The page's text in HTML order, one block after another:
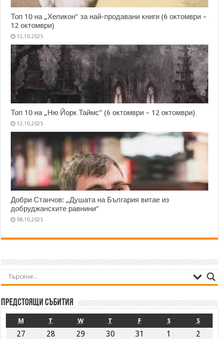
Топ 10 на „Хеликон” за най-продавани книги (6 октомври –
12 октомври)
12.10.2025
Топ 10 на „Ню Йорк Таймс” (6 октомври – 12 октомври)
12.10.2025
Добри Станчов: „Душата на България витае из
добруджанските равнини“
08.10.2025
Предстоящи събития
M T W T F S S
27 28 29 30 31 1
2